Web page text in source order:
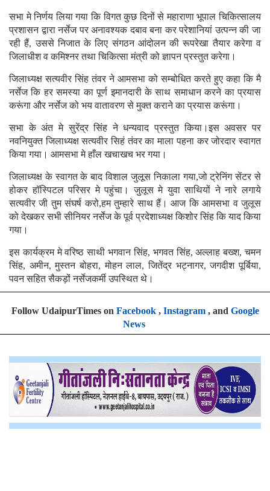
सभा मे निर्णय लिया गया कि विगत कुछ दिनों से महाराणा भूपाल चिकित्सालय
प्रशासन द्वारा नर्सेज पर अनावश्यक दबाव बना कर परेशानियां उत्पन्न की जा
रही हैं, उससे निजात के लिए संगठन आंदोलन की रूपरेखा तैयार करेगा व
जिलाधीश व कमिश्नर तथा चिकित्सा मंत्री को ज्ञापन प्रस्तुत करेगा।
जिलाध्यक्ष सत्यवीर सिंह तंवर ने आमसभा को सम्बोधित करते हुए कहा कि मै
नर्सेज कि हर समस्या का पूर्ण इमानदारी के साथ समाधान करने का प्रयास
करूंगा और नर्सेज को भय वातावरण से मुक्त कराने का प्रयास करूंगा।
सभा के अंत मे सुरेंद्र सिंह ने धन्यवाद प्रस्तुत किया।इस अवसर पर
नवनियुक्त जिलाध्यक्ष सत्यवीर सिहं तंवर का माला पहना कर जोरदार स्वागत
किया गया। आमसभा मे हाँल खचाखच भर गया।
जिलाध्यक्ष के स्वागत के बाद विशाल जुलूस निकाला गया,जो ट्रेनिंग सेंटर से
होकर हॉस्पिटल परिसर मे पहुंचा। जुलूस मे युवा साथियों ने नारे लगाये
सत्यवीर जी तुम संघर्ष करो,हम तुम्हारे साथ हैं। आज कि आमसभा व जुलूस
को देखकर सभी सीनियर नर्सेज के पूर्व प्रदेशाध्यक्ष किशोर सिंह कि याद किया
गया।
इस कार्यक्रम मे वरिष्ठ साथी भगवान सिंह, भगवत सिंह, अल्लाह बख्श, चमन
सिंह, अमीन, मुस्तन बोहरा, मोहन लाल, जितेंद्र भट्नागर, जगदीश पूर्बिया,
पवन सहित सैकड़ों नर्सेजकर्मी उपस्थित थे।
Follow UdaipurTimes on Facebook, Instagram, and Google
News